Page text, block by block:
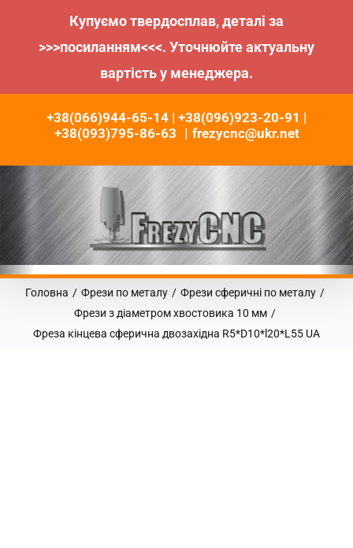
Купуємо твердосплав, деталі за
>>>посиланням<<<. Уточнюйте актуальну
вартість у менеджера.
+38(066)944-65-14 | +38(096)923-20-91 |
+38(093)795-86-63 | frezycnc@ukr.net
Головна / Фрези по металу / Фрези сферичні по металу /
Фрези з діаметром хвостовика 10 мм /
Фреза кінцева сферична двозахідна R5*D10*l20*L55 UA